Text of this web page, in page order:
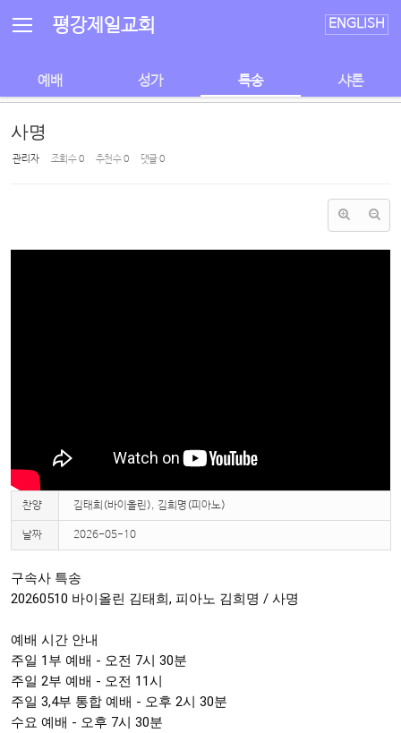
평강제일교회 ENGLISH
예배 성가 특송 샤론
사명
관리자 조회 수0 추천 수0 댓글0
찬양 김태희(바이올린), 김희명(피아노)
날짜 2026-05-10
구속사 특송
20260510 바이올린 김태희, 피아노 김희명 / 사명
예배 시간 안내
주일 1부 예배 - 오전 7시 30분
주일 2부 예배 - 오전 11시
주일 3,4부 통합 예배 - 오후 2시 30분
수요 예배 - 오후 7시 30분